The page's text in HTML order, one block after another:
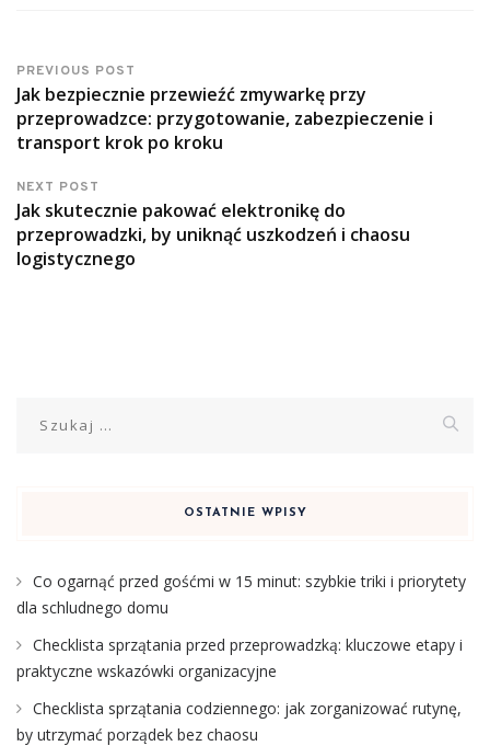
PREVIOUS POST
Jak bezpiecznie przewieźć zmywarkę przy
przeprowadzce: przygotowanie, zabezpieczenie i
transport krok po kroku
NEXT POST
Jak skutecznie pakować elektronikę do
przeprowadzki, by uniknąć uszkodzeń i chaosu
logistycznego
OSTATNIE WPISY
Co ogarnąć przed gośćmi w 15 minut: szybkie triki i priorytety
dla schludnego domu
Checklista sprzątania przed przeprowadzką: kluczowe etapy i
praktyczne wskazówki organizacyjne
Checklista sprzątania codziennego: jak zorganizować rutynę,
by utrzymać porządek bez chaosu